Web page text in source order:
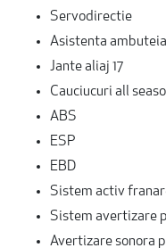
Servodirectie
Asistenta
Jante aliaj 17
Cauciucuri all
ABS
ESP
EBD
Sistem activ
Sistem avertizare
Avertizare sonora